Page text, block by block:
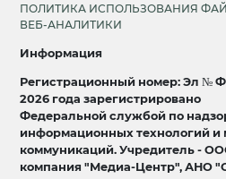
ПОЛИТИКА ИСПОЛЬЗОВАНИЯ
ВЕБ-АНАЛИТИКИ
Информация
Регистрационный номер: Эл №
2026 года зарегистрировано
Федеральной службой по
информационных технологий и
коммуникаций. Учредитель -
компания "Медиа-Центр", АНО